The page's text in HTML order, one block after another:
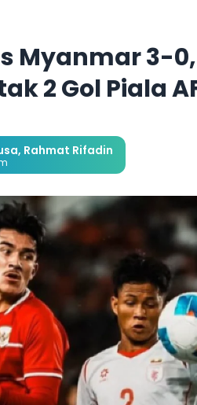
Myanmar 3-
2 Gol Piala
, Rahmat Rifadin